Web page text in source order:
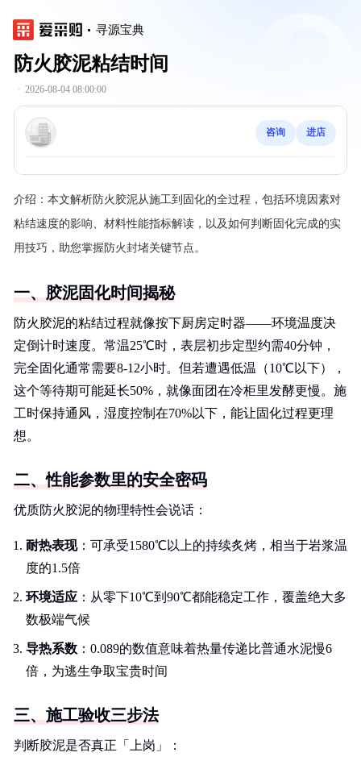
寻源宝典
防火胶泥粘结时间
· 2026-08-04 08:00:00
咨询 进店
介绍： 本文解析防火胶泥从施工到固化的全过程，包括环境因素对
粘结速度的影响、材料性能指标解读，以及如何判断固化完成的实
用技巧，助您掌握防火封堵关键节点。
一、胶泥固化时间揭秘
防火胶泥的粘结过程就像按下厨房定时器——环境温度决
定倒计时速度。常温25℃时，表层初步定型约需40分钟，
完全固化通常需要8-12小时。但若遭遇低温（10℃以下），
这个等待期可能延长50%，就像面团在冷柜里发酵更慢。施
工时保持通风，湿度控制在70%以下，能让固化过程更理
想。
二、性能参数里的安全密码
优质防火胶泥的物理特性会说话：
耐热表现：可承受1580℃以上的持续炙烤，相当于岩浆温
度的1.5倍
环境适应 ：从零下10℃到90℃都能稳定工作，覆盖绝大多
数极端气候
导热系数 ：0.089的数值意味着热量传递比普通水泥慢6
倍，为逃生争取宝贵时间
三、施工验收三步法
判断胶泥是否真正「上岗」：